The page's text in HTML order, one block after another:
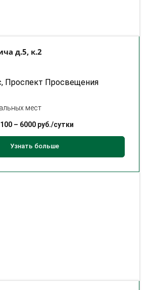
д.5, к.2
Проспект Просвещения
мест
– 6000руб./сутки
Узнать больше